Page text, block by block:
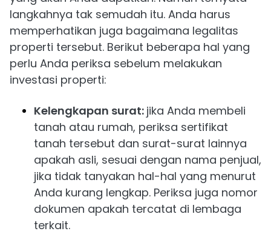
langkahnya tak semudah itu. Anda harus
memperhatikan juga bagaimana legalitas
properti tersebut. Berikut beberapa hal yang
perlu Anda periksa sebelum melakukan
investasi properti:
Kelengkapan surat: jika Anda membeli
tanah atau rumah, periksa sertifikat
tanah tersebut dan surat-surat lainnya
apakah asli, sesuai dengan nama penjual,
jika tidak tanyakan hal-hal yang menurut
Anda kurang lengkap. Periksa juga nomor
dokumen apakah tercatat di lembaga
terkait.